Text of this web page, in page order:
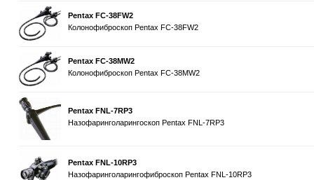
Pentax FC-38FW2
Колонофиброскоп Pentax FC-38FW2
Pentax FC-38MW2
Колонофиброскоп Pentax FC-38MW2
Pentax FNL-7RP3
Назофаринголарингоскоп Pentax FNL-7RP3
Pentax FNL-10RP3
Назофаринголарингофиброскоп Pentax FNL-10RP3